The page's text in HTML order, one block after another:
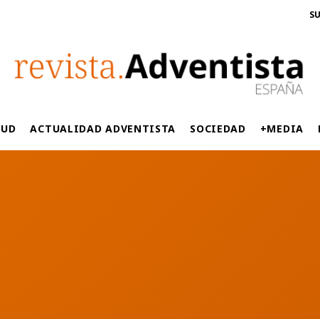
ACTUALIDAD ADVENTISTA SOCIEDAD +MEDIA